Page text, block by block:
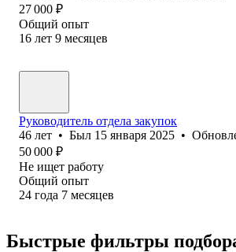
27 000 ₽
Общий опыт
16 лет 9 месяцев
Руководитель отдела закупок
46 лет • Был 15 января 2025 •
50 000 ₽
Не ищет работу
Общий опыт
24 года 7 месяцев
Быстрые фильтры